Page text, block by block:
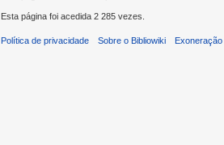
Esta página foi acedida 2 285 vezes.
Política de privacidade Sobre o Bibliowiki